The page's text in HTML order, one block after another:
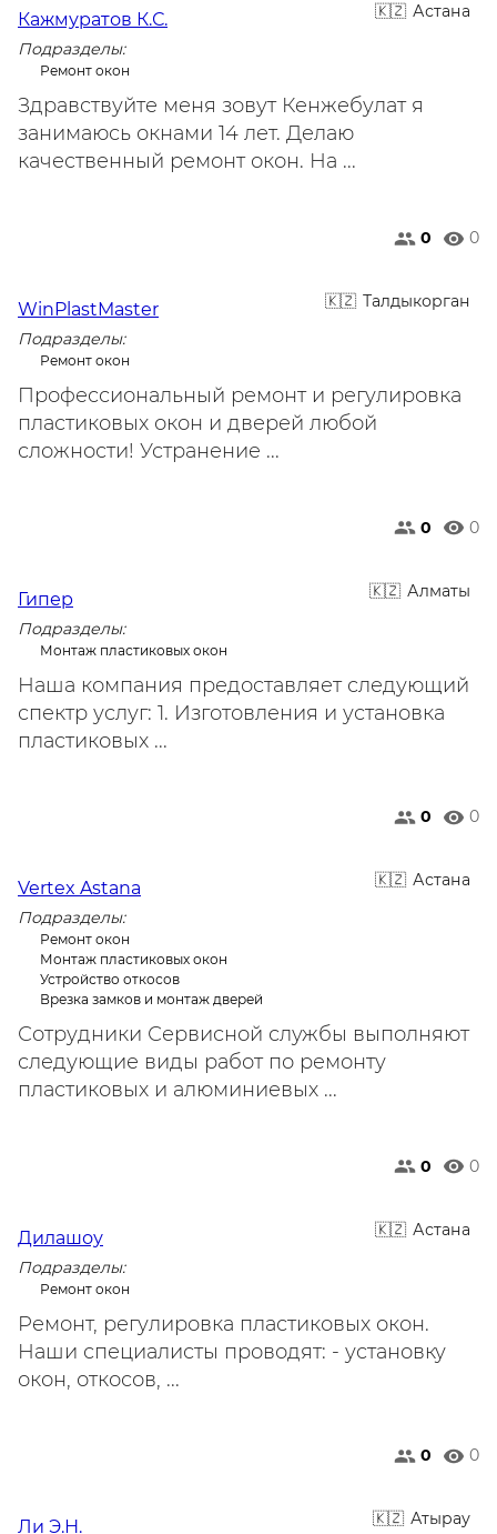
Астана
Кажмуратов К.С.
Подразделы:
Ремонт окон
Здравствуйте меня зовут Кенжебулат я
занимаюсь окнами 14 лет. Делаю
качественный ремонт окон. На ...
0 0
Талдыкорган
WinPlastMaster
Подразделы:
Ремонт окон
Профессиональный ремонт и регулировка
пластиковых окон и дверей любой
сложности! Устранение ...
0 0
Алматы
Гипер
Подразделы:
Монтаж пластиковых окон
Наша компания предоставляет следующий
спектр услуг: 1. Изготовления и установка
пластиковых ...
0 0
Астана
Vertex Astana
Подразделы:
Ремонт окон
Монтаж пластиковых окон
Устройство откосов
Врезка замков и монтаж дверей
Сотрудники Сервисной службы выполняют
следующие виды работ по ремонту
пластиковых и алюминиевых ...
0 0
Астана
Дилашоу
Подразделы:
Ремонт окон
Ремонт, регулировка пластиковых окон.
Наши специалисты проводят: - установку
окон, откосов, ...
0 0
Атырау
Ли Э.Н.